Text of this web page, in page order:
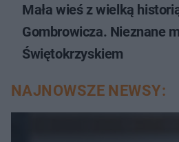
Mała wieś z wielką
Gombrowicza. Nieznane
Świętokrzyskiem
NAJNOWSZE NEWSY: